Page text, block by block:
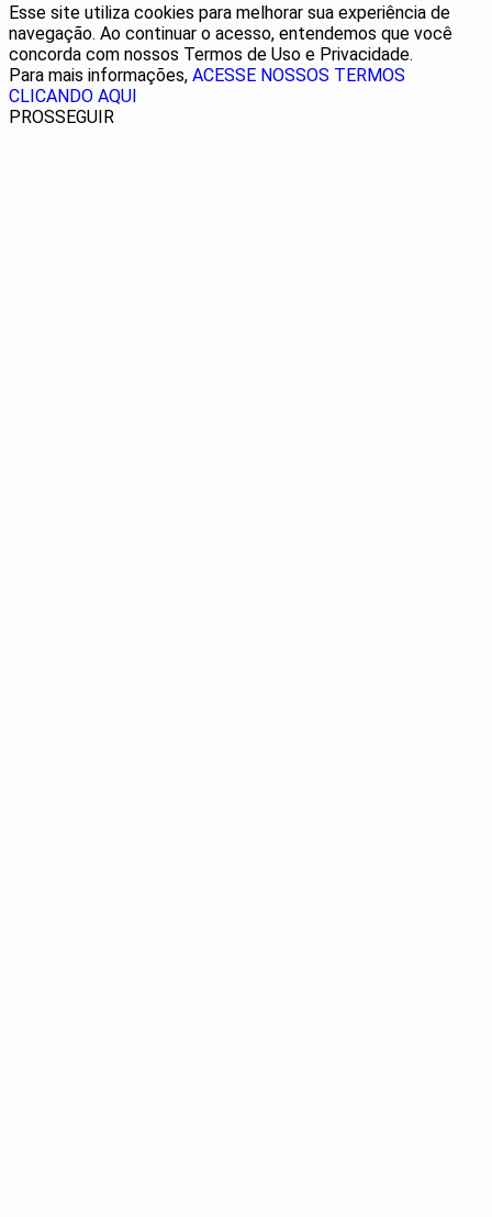
Esse site utiliza cookies para melhorar sua experiência de
navegação. Ao continuar o acesso, entendemos que você
concorda com nossos Termos de Uso e Privacidade.
Para mais informações, ACESSE NOSSOS TERMOS
CLICANDO AQUI
PROSSEGUIR